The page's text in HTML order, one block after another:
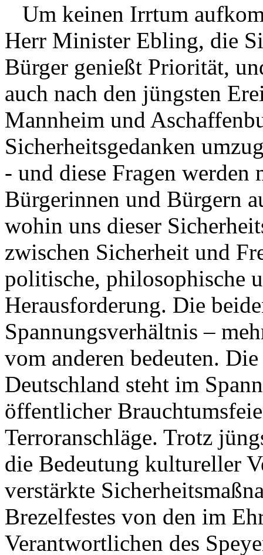
Um keinen Irrtum
Herr Minister Ebling, die
Bürger genießt Priorität,
auch nach den jüngsten
Mannheim und
Sicherheitsgedanken
- und diese Fragen
Bürgerinnen und Bürgern
wohin uns dieser
zwischen Sicherheit und
politische, philosophische
Herausforderung. Die
Spannungsverhältnis –
vom anderen bedeuten.
Deutschland steht im
öffentlicher
Terroranschläge. Trotz
die Bedeutung kultureller
verstärkte
Brezelfestes von den im
Verantwortlichen des